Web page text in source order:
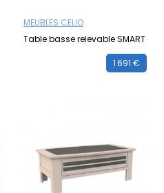
MEUBLES CELIO
Table basse relevable SMART
1 691 €